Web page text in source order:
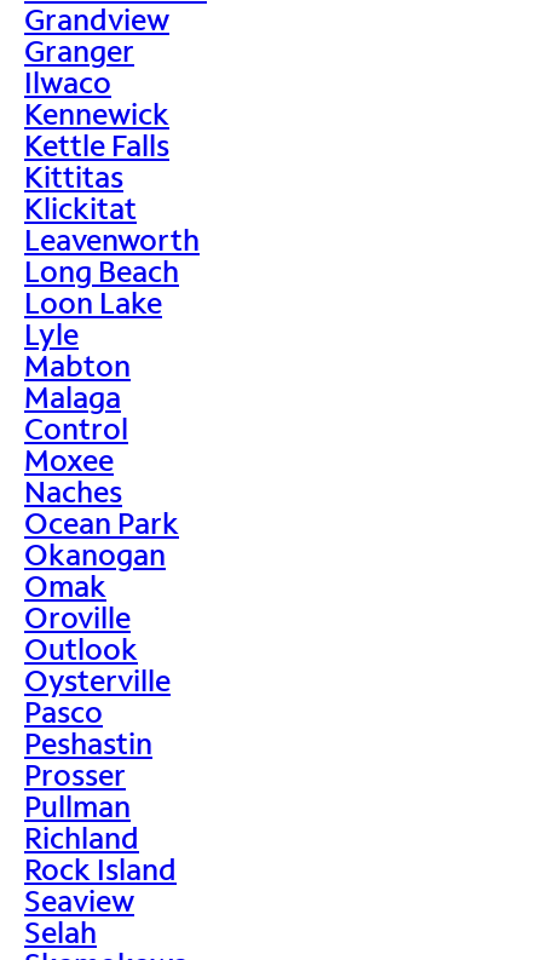
Grandview
Granger
Ilwaco
Kennewick
Kettle Falls
Kittitas
Klickitat
Leavenworth
Long Beach
Loon Lake
Lyle
Mabton
Malaga
Control
Moxee
Naches
Ocean Park
Okanogan
Omak
Oroville
Outlook
Oysterville
Pasco
Peshastin
Prosser
Pullman
Richland
Rock Island
Seaview
Selah